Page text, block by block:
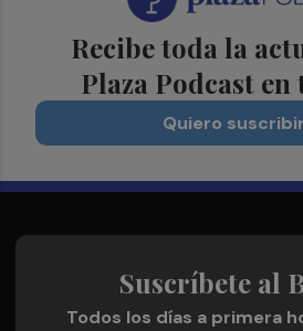
Recibe toda la
Plaza Podcast
Quiero
Suscríbete al
Todos los días a primera